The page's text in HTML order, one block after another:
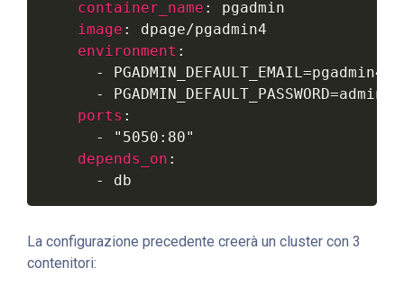
container_name :
pgadmin
image :
dpage/pgadmin4
environment :
-
-
PGADMIN_DEFAULT_PASSWORD=admin
ports :
-
"5050:80"
depends_on :
-
db
La configurazione precedente creerà un cluster con 3
contenitori: